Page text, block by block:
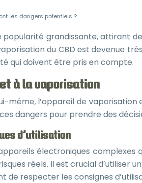
les dangers potentiels ?
popularité grandissante, attirant
du CBD est devenue
qui doivent être pris en compte.
à la vaporisation
même, l’appareil de
dangers pour prendre des
d’utilisation
électroniques
réels. Il est crucial
de respecter les consignes